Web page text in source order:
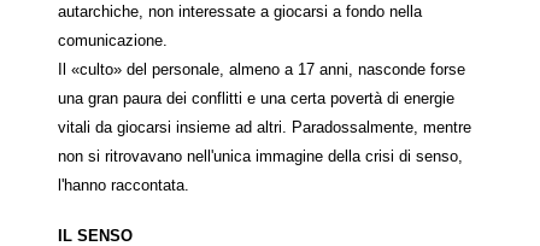
autarchiche, non interessate a giocarsi a fondo nella
comunicazione.
Il «culto» del personale, almeno a 17 anni, nasconde forse
una gran paura dei conflitti e una certa povertà di energie
vitali da giocarsi insieme ad altri. Paradossalmente, mentre
non si ritrovavano nell'unica immagine della crisi di senso,
l'hanno raccontata.
IL SENSO